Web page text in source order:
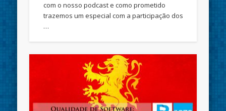
com o nosso podcast e como prometido
trazemos um especial com a participação dos
…